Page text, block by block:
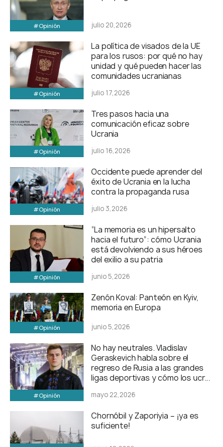
#Opinión julio 20,2026
#Opinión
La política de visados de la UE
para los rusos: por qué no hay
unidad y qué pueden hacer las
comunidades ucranianas
julio 17,2026
#Opinión
Tres pasos hacia una
comunicación eficaz sobre
Ucrania
julio 16,2026
#Opinión
Occidente puede aprender del
éxito de Ucrania en la lucha
contra la propaganda rusa
julio 3,2026
#Opinión
“La memoria es un hipersalto
hacia el futuro”: cómo Ucrania
está devolviendo a sus héroes
del exilio a su patria
junio 5,2026
#Opinión
Zenón Koval: Panteón en Kyiv,
memoria en Europa
junio 5,2026
#Opinión
No hay neutrales. Vladislav
Geraskevich habla sobre el
regreso de Rusia a las grandes
ligas deportivas y cómo los ucr...
mayo 22,2026
Chornóbil y Zaporiyia – ¡ya es
suficiente!